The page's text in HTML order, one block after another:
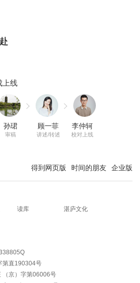
孙珺
审稿
顾一菲
讲述/转述
李仲轲
校对上线
得到网页版 时间的朋友 企业版
读库
湛庐文化
第直190304号
（京）字第06006号